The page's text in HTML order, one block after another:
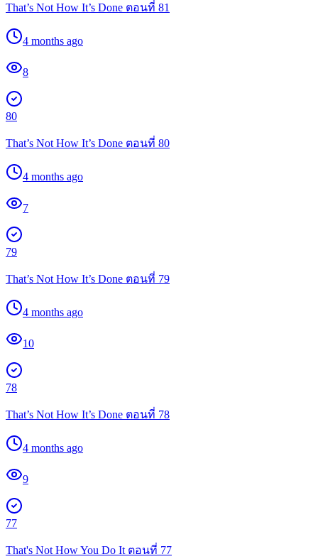
That’s Not How It’s Done ตอนที่ 81
4 months ago
8
80
That’s Not How It’s Done ตอนที่ 80
4 months ago
7
79
That’s Not How It’s Done ตอนที่ 79
4 months ago
10
78
That’s Not How It’s Done ตอนที่ 78
4 months ago
9
77
That's Not How You Do It ตอนที่ 77